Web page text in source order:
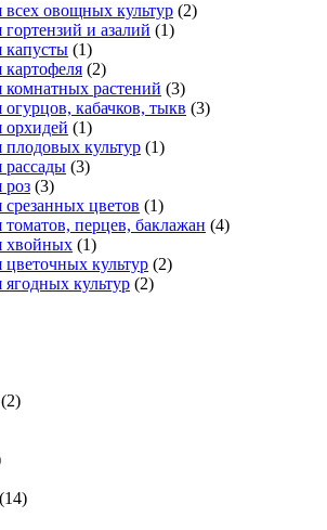
всех овощных культур (2)
и азалий (1)
капусты (1)
картофеля (2)
комнатных растений (3)
кабачков, тыкв (3)
орхидей (1)
плодовых культур (1)
рассады (3)
роз (3)
срезанных цветов (1)
томатов, перцев, баклажан (4)
хвойных (1)
цветочных культур (2)
ягодных культур (2)
(2)
(14)